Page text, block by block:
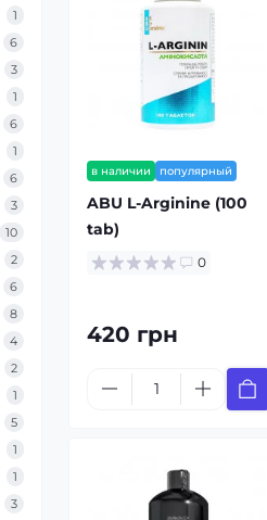
1
6
3
1
6
1
6
3
10
2
6
8
4
2
1
5
1
1
3
в наличии популярный
ABU L-Arginine (100
tab)
0
420 грн